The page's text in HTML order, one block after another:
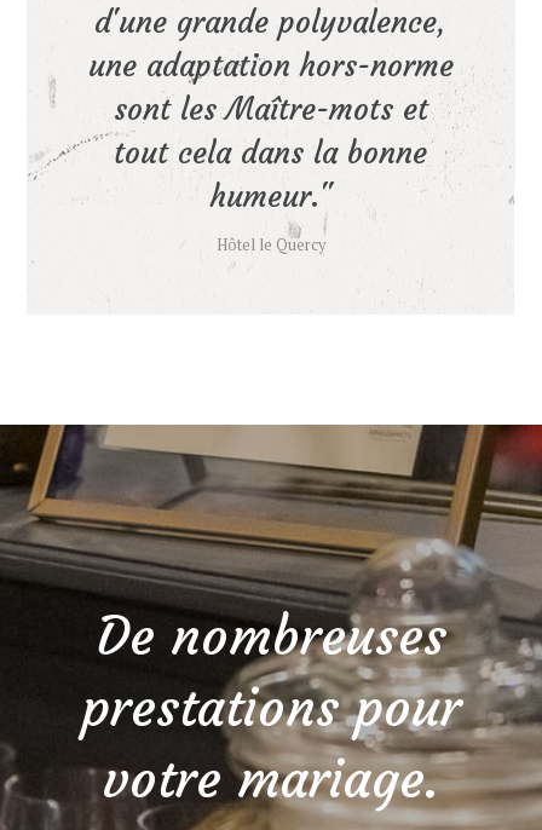
d'une grande polyvalence,
une adaptation hors-norme
sont les Maître-mots et
tout cela dans la bonne
humeur.
Hôtel le Quercy
De nombreuses
prestations pour
votre mariage.